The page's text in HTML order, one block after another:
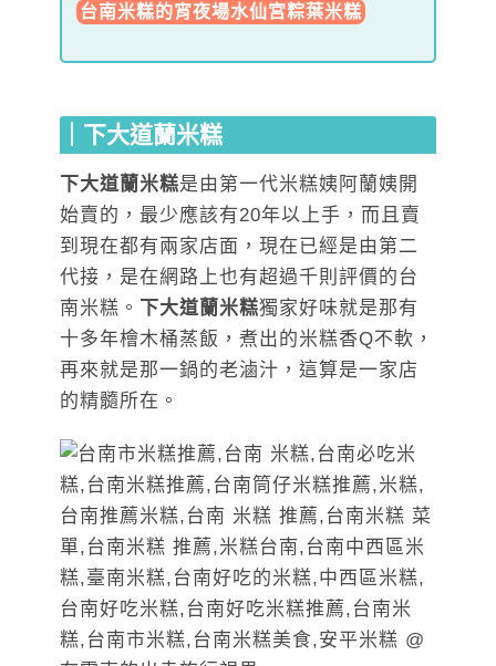
台南米糕的宵夜場水仙宮粽葉米糕
｜下大道蘭米糕
下大道蘭米糕是由第一代米糕姨阿蘭姨開
始賣的，最少應該有20年以上手，而且賣
到現在都有兩家店面，現在已經是由第二
代接，是在網路上也有超過千則評價的台
南米糕。 下大道蘭米糕獨家好味就是那有
十多年檜木桶蒸飯，煮出的米糕香Q不軟，
再來就是那一鍋的老滷汁，這算是一家店
的精髓所在。